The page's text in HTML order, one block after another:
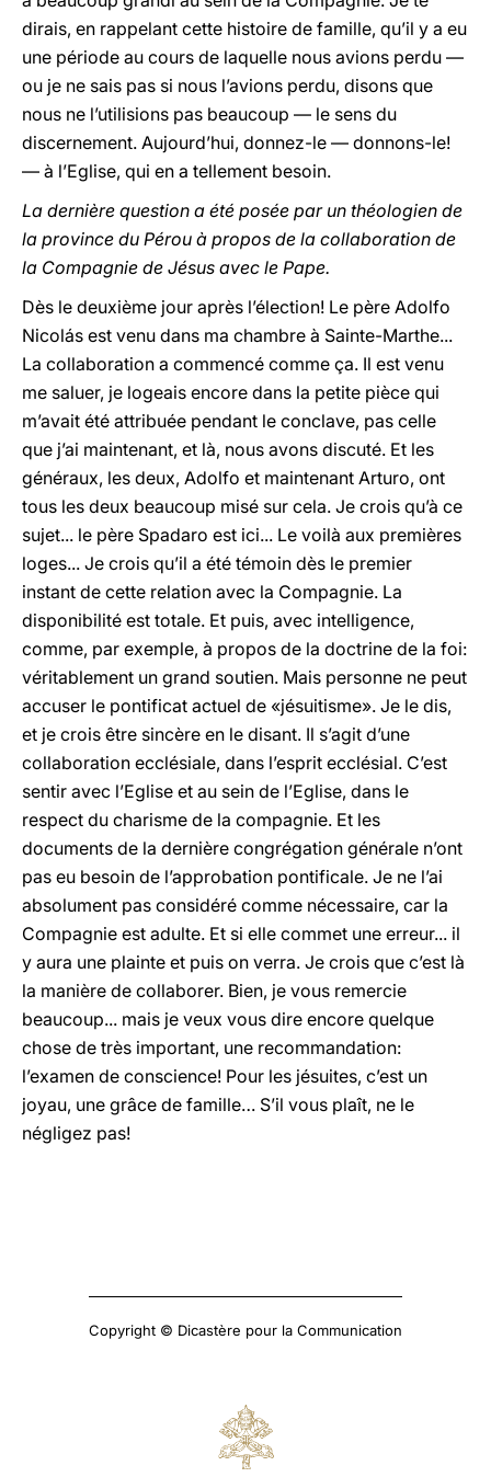
dirais, en rappelant cette histoire de famille, qu’il y a eu
une période au cours de laquelle nous avions perdu —
ou je ne sais pas si nous l’avions perdu, disons que
nous ne l’utilisions pas beaucoup — le sens du
discernement. Aujourd’hui, donnez-le — donnons-le!
— à l’Eglise, qui en a tellement besoin.
La dernière question a été posée par un théologien de
la province du Pérou à propos de la collaboration de
la Compagnie de Jésus avec le Pape.
Dès le deuxième jour après l’élection! Le père Adolfo
Nicolás est venu dans ma chambre à Sainte-Marthe...
La collaboration a commencé comme ça. Il est venu
me saluer, je logeais encore dans la petite pièce qui
m’avait été attribuée pendant le conclave, pas celle
que j’ai maintenant, et là, nous avons discuté. Et les
généraux, les deux, Adolfo et maintenant Arturo, ont
tous les deux beaucoup misé sur cela. Je crois qu’à ce
sujet... le père Spadaro est ici... Le voilà aux premières
loges... Je crois qu’il a été témoin dès le premier
instant de cette relation avec la Compagnie. La
disponibilité est totale. Et puis, avec intelligence,
comme, par exemple, à propos de la doctrine de la foi:
véritablement un grand soutien. Mais personne ne peut
accuser le pontificat actuel de «jésuitisme». Je le dis,
et je crois être sincère en le disant. Il s’agit d’une
collaboration ecclésiale, dans l’esprit ecclésial. C’est
sentir avec l’Eglise et au sein de l’Eglise, dans le
respect du charisme de la compagnie. Et les
documents de la dernière congrégation générale n’ont
pas eu besoin de l’approbation pontificale. Je ne l’ai
absolument pas considéré comme nécessaire, car la
Compagnie est adulte. Et si elle commet une erreur... il
y aura une plainte et puis on verra. Je crois que c’est là
la manière de collaborer. Bien, je vous remercie
beaucoup... mais je veux vous dire encore quelque
chose de très important, une recommandation:
l’examen de conscience! Pour les jésuites, c’est un
joyau, une grâce de famille… S’il vous plaît, ne le
négligez pas!
Copyright © Dicastère pour la Communication